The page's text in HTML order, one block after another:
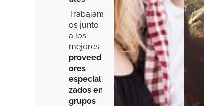
Trabajam
os junto
a los
mejores
proveed
ores
especiali
zados en
grupos